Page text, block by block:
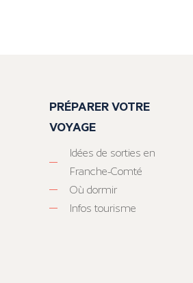
PRÉPARER VOTRE
VOYAGE
Idées de sorties en
Franche-Comté
Où dormir
Infos tourisme